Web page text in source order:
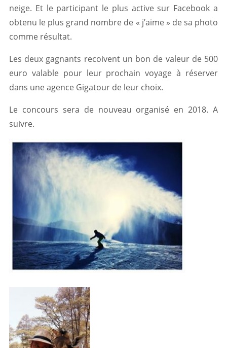
neige. Et le participant le plus active sur Facebook a
obtenu le plus grand nombre de « j’aime » de sa photo
comme résultat.
Les deux gagnants recoivent un bon de valeur de 500
euro valable pour leur prochain voyage à réserver
dans une agence Gigatour de leur choix.
Le concours sera de nouveau organisé en 2018. A
suivre.